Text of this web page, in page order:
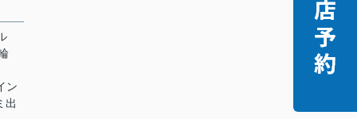
ン
出